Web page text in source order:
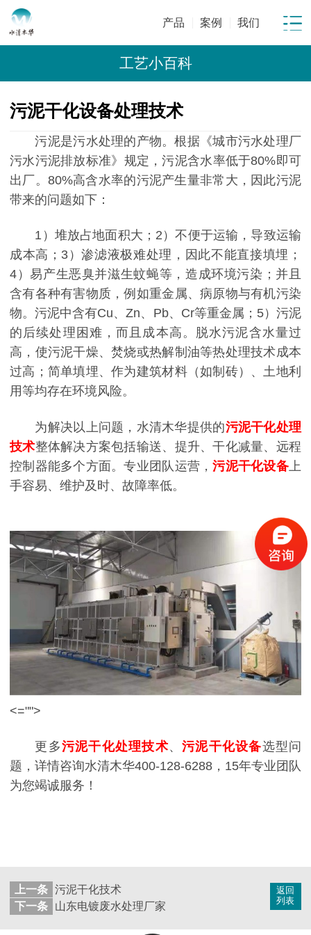
产品 案例 我们
工艺小百科
污泥干化设备处理技术
污泥是污水处理的产物。根据《城市污水处理厂
污水污泥排放标准》规定，污泥含水率低于80%即可
出厂。80%高含水率的污泥产生量非常大，因此污泥
带来的问题如下：
1）堆放占地面积大； 2）不便于运输，导致运输
成本高； 3）渗滤液极难处理，因此不能直接填埋；
4）易产生恶臭并滋生蚊蝇等，造成环境污染；并且
含有各种有害物质，例如重金属、病原物与有机污染
物。污泥中含有Cu、Zn、Pb、Cr等重金属； 5）污泥
的后续处理困难，而且成本高。脱水污泥含水量过
高，使污泥干燥、焚烧或热解制油等热处理技术成本
过高；简单填埋、作为建筑材料（如制砖）、土地利
用等均存在环境风险。
为解决以上问题，水清木华提供的污泥干化处理
技术整体解决方案包括输送、提升、干化减量、远程
控制器能多个方面。专业团队运营，污泥干化设备 上
手容易、维护及时、故障率低。
<="">
更多污泥干化处理技术、污泥干化设备选型问
题，详情咨询水清木华400-128-6288，15年专业团队
为您竭诚服务！
返回
列表
上一条 污泥干化技术
下一条
山东电镀废水处理厂家